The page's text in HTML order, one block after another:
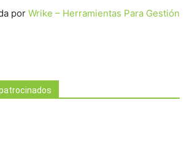
por Wrike – Herramientas Para Gestión